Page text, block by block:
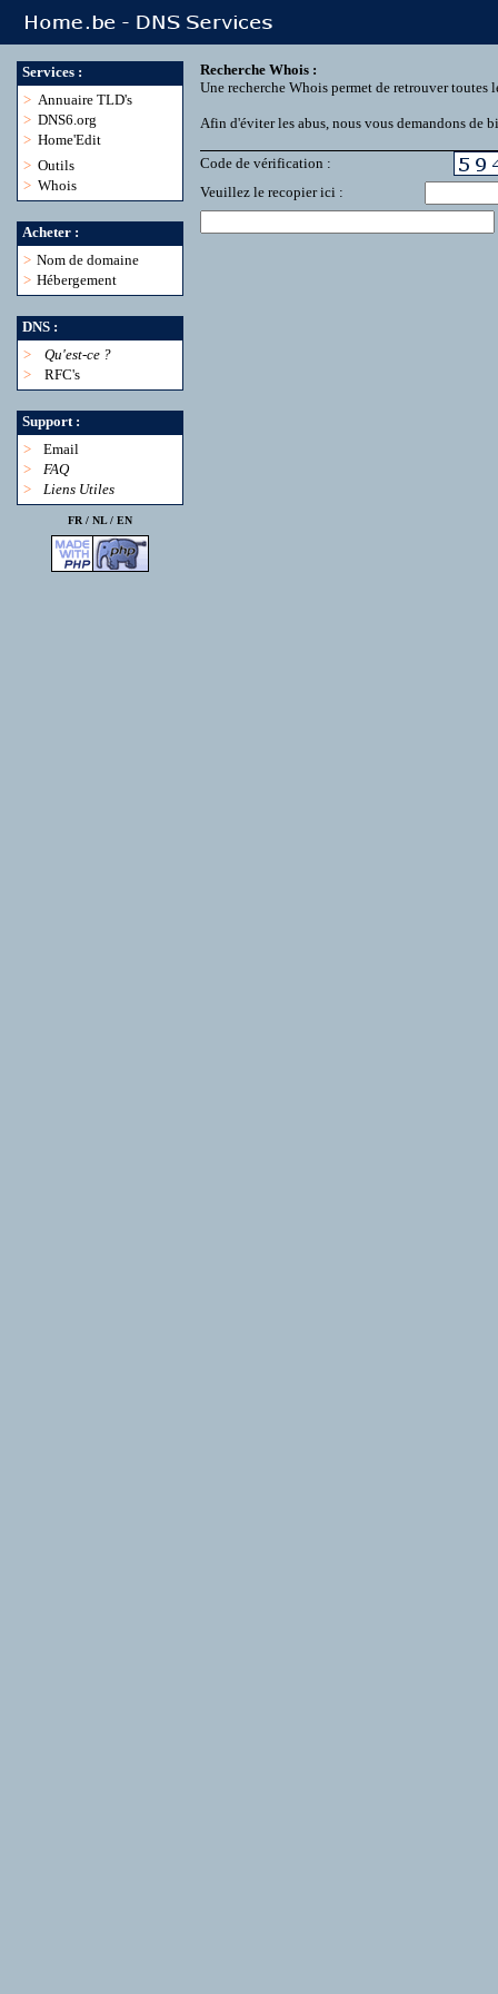
Services :
> Annuaire TLD's
> DNS6.org
> Home'Edit
> Outils
> Whois
Acheter :
> Nom de domaine
> Hébergement
DNS :
>
Qu'est-ce ?
>
RFC's
Support :
>
Email
>
FAQ
>
Liens Utiles
FR / NL/ EN
Recherche Whois :
Une recherche Whois permet de retrouver
Afin d'éviter les abus, nous vous demandons de
Code de vérification :
Veuillez le recopier ici :